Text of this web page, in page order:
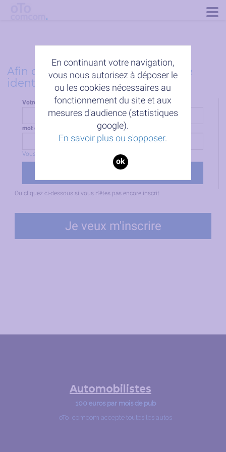
Afin de poursuivre, vous devez être
identifié.
Votre identifiant :
mot de passe :
Vous avez perdu vos identifiants ?
Ou cliquez ci-dessous si vous n'êtes pas encore inscrit.
En continuant votre navigation,
vous nous autorisez à déposer le
ou les cookies nécessaires au
fonctionnement du site et aux
mesures d'audience (statistiques
google).
En savoir plus ou s'opposer.
ok
Automobilistes
100 euros par mois de pub
oTo_comcom accepte toutes les autos